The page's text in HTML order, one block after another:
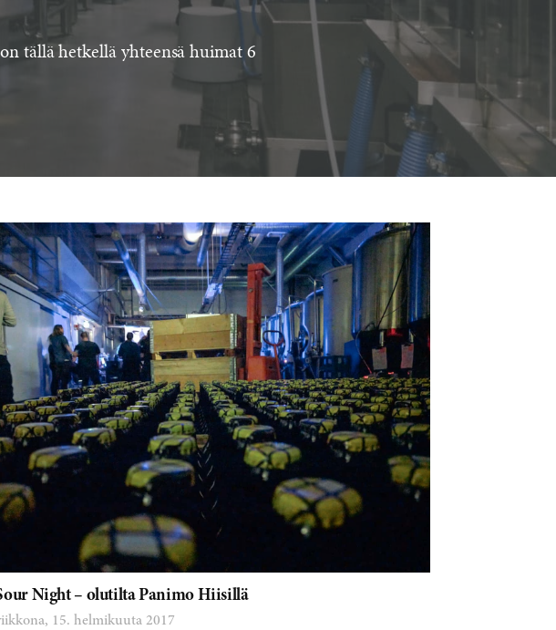
tällä hetkellä yhteensä huimat 6
Night – olutilta Panimo Hiisillä
15. helmikuuta 2017